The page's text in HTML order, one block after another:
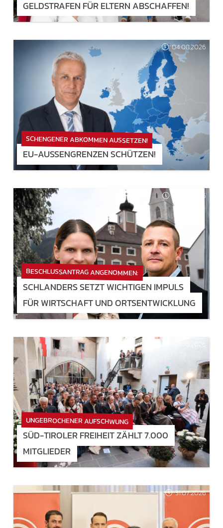
GELDSTRAFEN FÜR ELTERN ABSCHAFFEN!
04.08.2026
SCHENGENER ABKOMMEN AUSSETZEN!
EU-AUSSENGRENZEN SCHÜTZEN!
03.08.2026
BESCHLUSSANTRAG ANGENOMMEN:
SCHLANDERS SETZT WICHTIGEN IMPULS
FÜR WIRTSCHAFT UND ORTSENTWICKLUNG
03.08.2026
UNGEBROCHENER AUFSCHWUNG
SÜD-TIROLER FREIHEIT ZÄHLT 7.000
MITGLIEDER
31.07.2026